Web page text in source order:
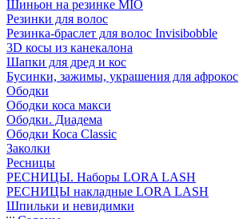
Шиньон на резинке MIO
Резинки для волос
Резинка-браслет для волос Invisibobble
3D косы из канекалона
Шапки для дред и кос
Бусинки, зажимы, украшения для афрокос
Ободки
Ободки коса макси
Ободки. Диадема
Ободки Коса Classic
Заколки
Ресницы
РЕСНИЦЫ. Наборы LORA LASH
РЕСНИЦЫ накладные LORA LASH
Шпильки и невидимки